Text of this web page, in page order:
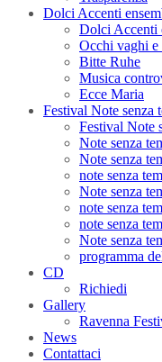
Dolci Accenti
Dolci Accenti
Occhi vaghi e
Bitte Ruhe
Musica
Ecce Maria
Festival Note senza
Festival Note
Note senza
Note senza
note senza
Note senza
note senza
note senza
Note senza
programma
CD
Richiedi
Gallery
Ravenna
News
Contattaci